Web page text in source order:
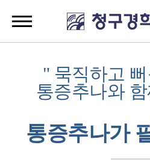
" 묵직하고
통증추나와
통증추나가